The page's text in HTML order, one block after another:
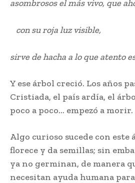
asombrosos el más vivo, que
con su roja luz
sirve de hacha a lo que atento
Y ese árbol creció. Los años
Cristiada, el país ardía, el
poco a poco… empezó a morir.
Algo curioso sucede con este
florece y da semillas; sin
ya no germinan, de manera
necesitan ayuda humana